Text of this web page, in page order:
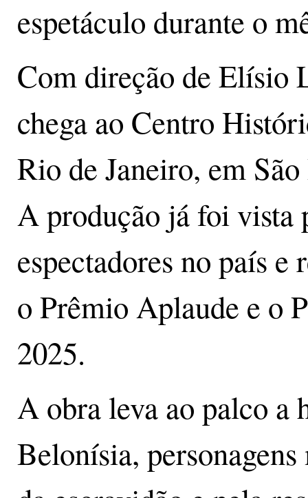
espetáculo durante o
Com direção de Elísio
chega ao Centro
Rio de Janeiro, em
A produção já foi vista
espectadores no país e
o Prêmio Aplaude e o
2025.
A obra leva ao palco a
Belonísia,